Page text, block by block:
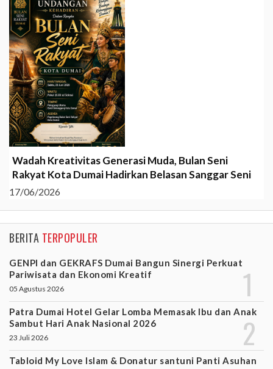
Wadah Kreativitas Generasi Muda, Bulan Seni
Rakyat Kota Dumai Hadirkan Belasan Sanggar Seni
17/06/2026
BERITA TERPOPULER
GENPI dan GEKRAFS Dumai Bangun Sinergi Perkuat
Pariwisata dan Ekonomi Kreatif
05 Agustus 2026
Patra Dumai Hotel Gelar Lomba Memasak Ibu dan Anak
Sambut Hari Anak Nasional 2026
23 Juli 2026
Tabloid My Love Islam & Donatur santuni Panti Asuhan